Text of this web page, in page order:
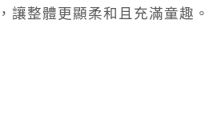
讓整體更顯柔和且充滿童趣。